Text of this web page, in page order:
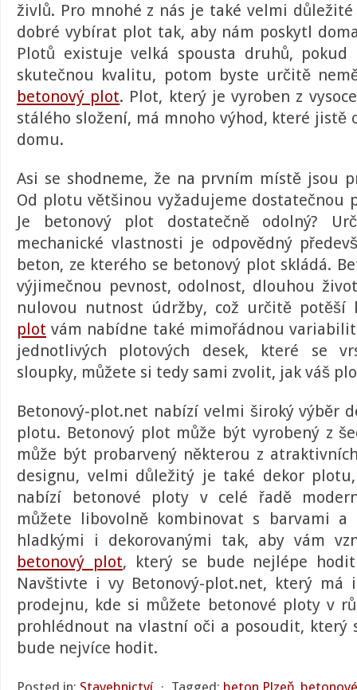
živlů. Pro mnohé z nás je také velmi
dobré vybírat plot tak, aby nám poskytl
Plotů existuje velká spousta druhů,
skutečnou kvalitu, potom byste určitě
betonový plot. Plot, který je vyroben z
stálého složení, má mnoho výhod, které jistě
domu.
Asi se shodneme, že na prvním místě jsou
Od plotu většinou vyžadujeme dostatečnou
Je
betonový plot dostatečně odolný?
mechanické vlastnosti je odpovědný
beton, ze kterého se betonový plot skládá.
výjimečnou pevnost, odolnost, dlouhou
nulovou nutnost údržby, což určitě potěší
plot vám nabídne také mimořádnou
jednotlivých plotových desek, které se
sloupky, můžete si tedy sami zvolit, jak váš
Betonový-plot.net nabízí velmi široký výběr
plotu. Betonový plot může být vyrobený z
může být probarvený některou z
designu, velmi důležitý je také dekor
nabízí
betonové ploty v celé řadě
můžete libovolně kombinovat s barvami a
hladkými i dekorovanými tak, aby vám
betonový plot, který se bude nejlépe
Navštivte i vy Betonový-plot.net, který má
prodejnu, kde si můžete betonové ploty v
prohlédnout na vlastní oči a posoudit, který
bude nejvíce hodit.
Posted in: Stavebnictví ⋅ Tagged: beton Plzeň,